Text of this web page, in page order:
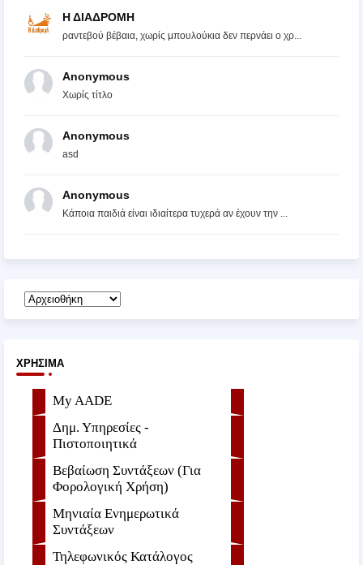
Η ΔΙΑΔΡΟΜΗ
ραντεβού βέβαια, χωρίς μπουλούκια δεν περνάει ο χρ...
Anonymous
Χωρίς τίτλο
Anonymous
asd
Anonymous
Κάποια παιδιά είναι ιδιαίτερα τυχερά αν έχουν την ...
ΧΡΉΣΙΜΑ
My AADE
Δημ. Υπηρεσίες -
Πιστοποιητικά
Βεβαίωση Συντάξεων (Για
Φορολογική Χρήση)
Μηνιαία Ενημερωτικά
Συντάξεων
Τηλεφωνικός Κατάλογος